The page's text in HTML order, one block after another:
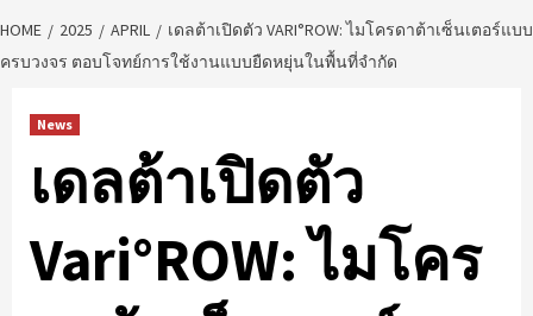
HOME 2025 APRIL
เดลต้าเปิดตัว VARI°ROW: ไมโครดาต้าเซ็นเตอร์แบบ
ครบวงจร ตอบโจทย์การใช้งานแบบยืดหยุ่นในพื้นที่จำกัด
News
เดลต้าเปิดตัว
Vari°ROW: ไมโคร